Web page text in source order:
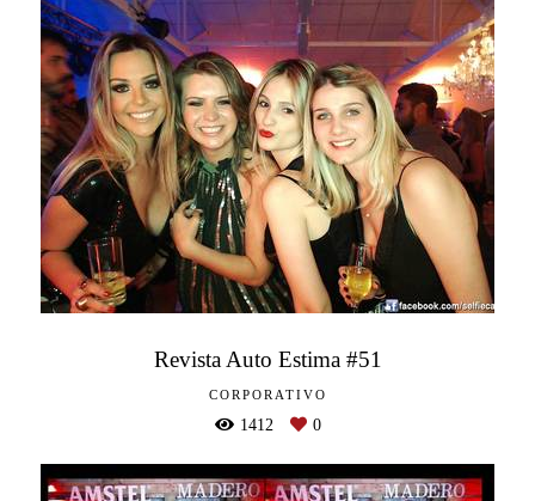
Revista Auto Estima #51
CORPORATIVO
1412 0